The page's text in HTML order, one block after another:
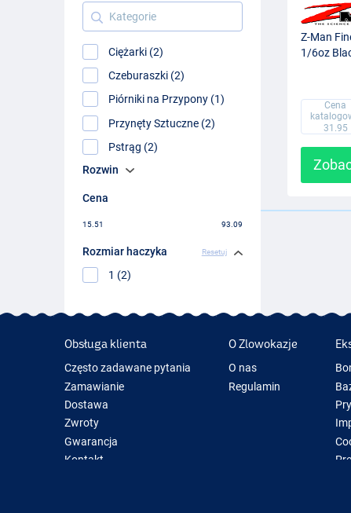
Kategorie
Ciężarki (2)
Czeburaszki (2)
Piórniki na Przypony (1)
Przynęty Sztuczne (2)
Pstrąg (2)
Rozwin
Cena
15.51 93.09
Rozmiar haczyka Resetuj
1 (2)
Z-Man
1/6oz
Cena
31.95
Obsługa klienta
Często zadawane pytania
Zamawianie
Dostawa
Zwroty
Gwarancja
Kontakt
O Zlowokazje
O nas
Regulamin